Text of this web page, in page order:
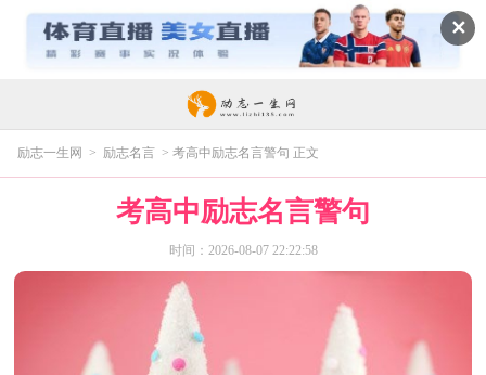
✕
励志一生网 > 励志名言 > 考高中励志名言警句 正文
考高中励志名言警句
时间：2026-08-07 22:22:58